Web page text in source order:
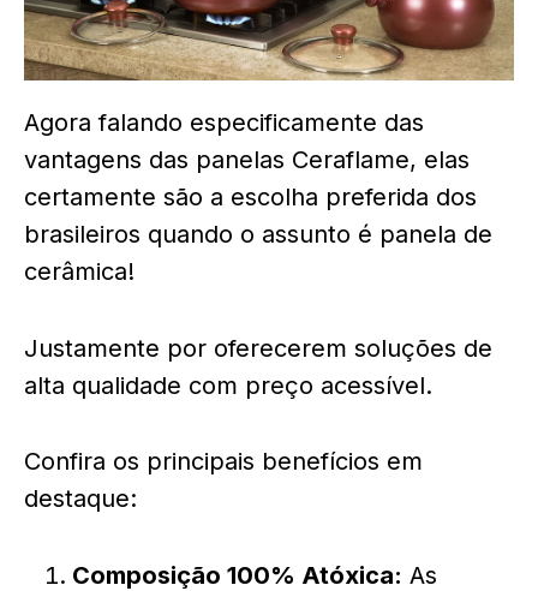
Agora falando especificamente das
vantagens das panelas Ceraflame, elas
certamente são a escolha preferida dos
brasileiros quando o assunto é panela de
cerâmica!
Justamente por oferecerem soluções de
alta qualidade com preço acessível.
Confira os principais benefícios em
destaque:
Composição 100% Atóxica: As